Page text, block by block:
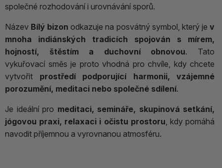
společné rozhodování i urovnávání sporů.
Název Bílý bizon odkazuje na posvátný symbol, který jev
mnoha indiánských tradicích spojován s mírem,
hojností, štěstím a duchovní obnovou. Tato
vykuřovací směs je proto vhodná pro chvíle, kdy chcete
vytvořit prostředí podporující
harmonii, vzájemné
porozumění, meditaci nebo společné sdílení.
Je ideální pro meditaci, semináře, skupinová setkání,
jógovou praxi, relaxaci i očistu prostoru, kdy pomáhá
navodit příjemnou a vyrovnanou atmosféru.